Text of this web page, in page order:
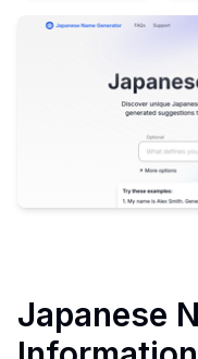
Japanese